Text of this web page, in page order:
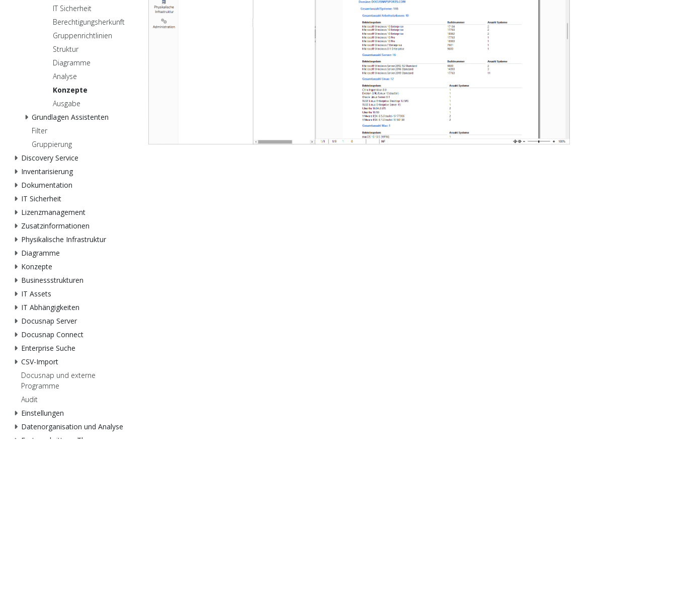
IT Sicherheit
Berechtigungsherkunft
Gruppenrichtlinien
Struktur
Diagramme
Analyse
Konzepte
Ausgabe
Grundlagen Assistenten
Filter
Gruppierung
Discovery Service
Inventarisierung
Dokumentation
IT Sicherheit
Lizenzmanagement
Zusatzinformationen
Physikalische Infrastruktur
Diagramme
Konzepte
Businessstrukturen
IT Assets
IT Abhängigkeiten
Docusnap Server
Docusnap Connect
Enterprise Suche
CSV-Import
Docusnap und externe
Programme
Audit
Einstellungen
Datenorganisation und Analyse
Fortgeschrittene Themen